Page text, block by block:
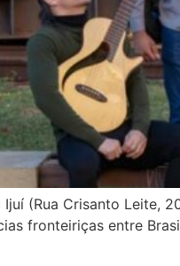
(Rua Crisanto Leite,
fronteiriças entre